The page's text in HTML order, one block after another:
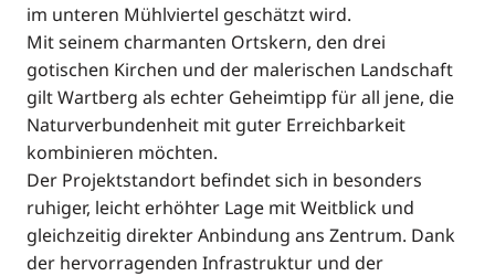
im unteren Mühlviertel geschätzt wird.
Mit seinem charmanten Ortskern, den drei
gotischen Kirchen und der malerischen Landschaft
gilt Wartberg als echter Geheimtipp für all jene, die
Naturverbundenheit mit guter Erreichbarkeit
kombinieren möchten.
Der Projektstandort befindet sich in besonders
ruhiger, leicht erhöhter Lage mit Weitblick und
gleichzeitig direkter Anbindung ans Zentrum. Dank
der hervorragenden Infrastruktur und der